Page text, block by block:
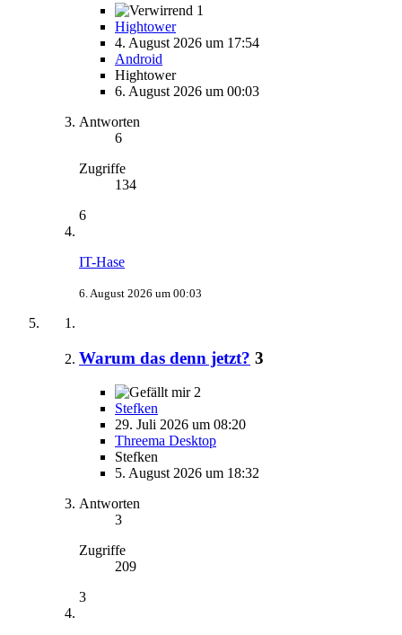
1
Hightower
4. August 2026 um 17:54
Android
Hightower
6. August 2026 um 00:03
Antworten
6
Zugriffe
134
6
IT-Hase
6. August 2026 um 00:03
Warum das denn jetzt? 3
2
Stefken
29. Juli 2026 um 08:20
Threema Desktop
Stefken
5. August 2026 um 18:32
Antworten
3
Zugriffe
209
3